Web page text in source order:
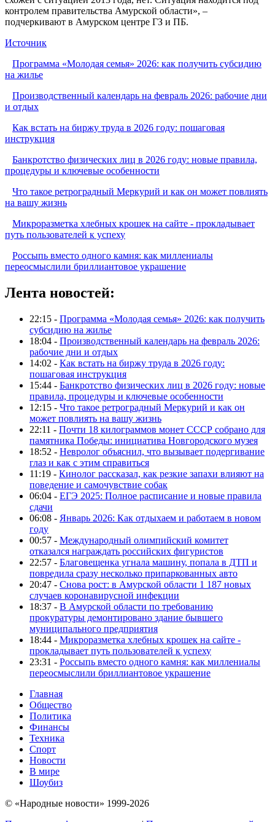
контролем правительства Амурской области», –
подчеркивают в Амурском центре ГЗ и ПБ.
Источник
Программа «Молодая семья» 2026: как получить субсидию
на жилье
Производственный календарь на февраль 2026: рабочие дни
и отдых
Как встать на биржу труда в 2026 году: пошаговая
инструкция
Банкротство физических лиц в 2026 году: новые правила,
процедуры и ключевые особенности
Что такое ретроградный Меркурий и как он может повлиять
на вашу жизнь
Микроразметка хлебных крошек на сайте - прокладывает
путь пользователей к успеху
Россыпь вместо одного камня: как миллениалы
переосмыслили бриллиантовое украшение
Лента новостей:
22:15 - Программа «Молодая семья» 2026: как получить
субсидию на жилье
18:04 - Производственный календарь на февраль 2026:
рабочие дни и отдых
14:02 - Как встать на биржу труда в 2026 году:
пошаговая инструкция
15:44 - Банкротство физических лиц в 2026 году: новые
правила, процедуры и ключевые особенности
12:15 - Что такое ретроградный Меркурий и как он
может повлиять на вашу жизнь
22:11 - Почти 18 килограммов монет СССР собрано для
памятника Победы: инициатива Новгородского музея
18:52 - Невролог объяснил, что вызывает подергивание
глаз и как с этим справиться
11:19 - Кинолог рассказал, как резкие запахи влияют на
поведение и самочувствие собак
06:04 - ЕГЭ 2025: Полное расписание и новые правила
сдачи
06:08 - Январь 2026: Как отдыхаем и работаем в новом
году
00:57 - Международный олимпийский комитет
отказался награждать российских фигуристов
22:57 - Благовещенка угнала машину, попала в ДТП и
повредила сразу несколько припаркованных авто
20:47 - Снова рост: в Амурской области 1 187 новых
случаев коронавирусной инфекции
18:37 - В Амурской области по требованию
прокуратуры демонтировано здание бывшего
муниципального предприятия
18:44 - Микроразметка хлебных крошек на сайте -
прокладывает путь пользователей к успеху
23:31 - Россыпь вместо одного камня: как миллениалы
переосмыслили бриллиантовое украшение
Главная
Общество
Политика
Финансы
Техника
Спорт
Новости
В мире
Шоубиз
© «Народные новости» 1999-2026